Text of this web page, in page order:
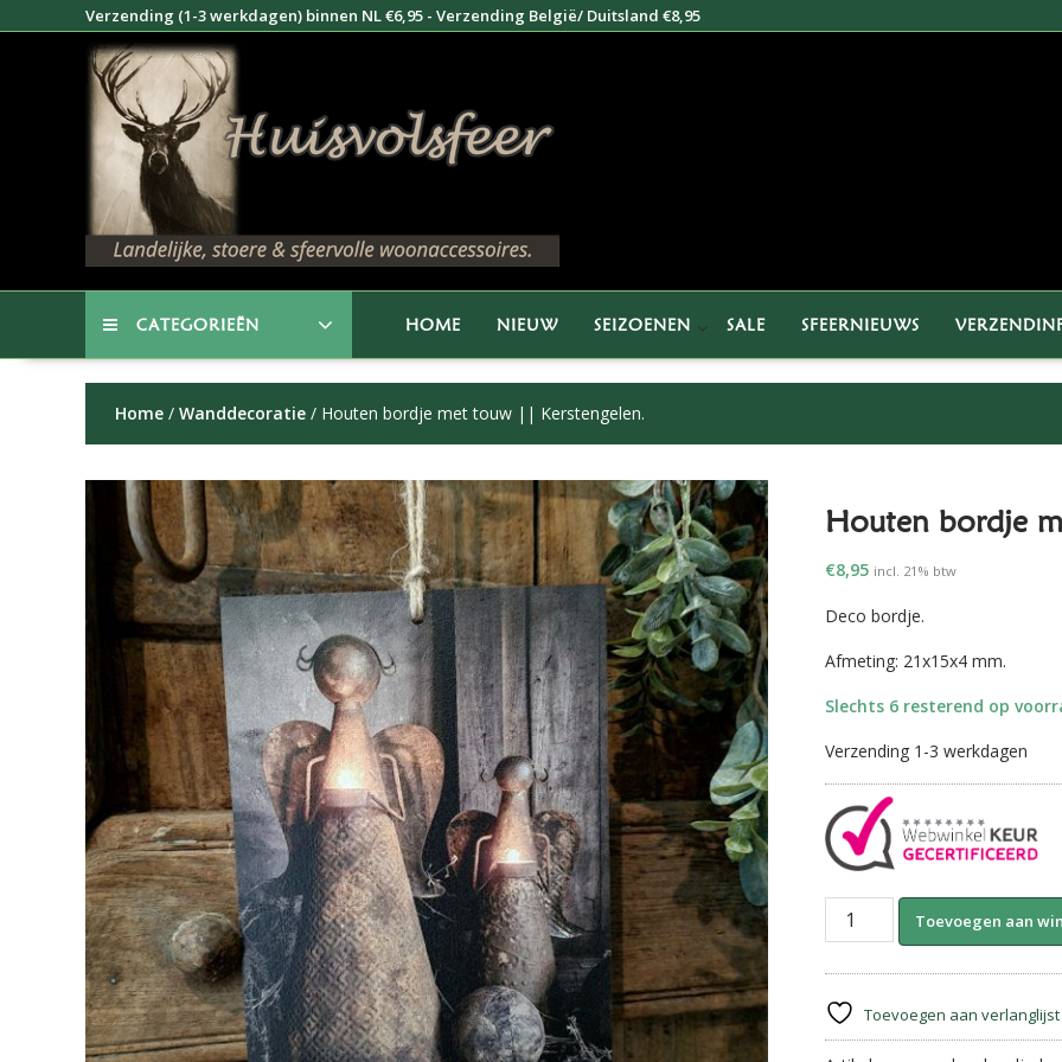
naar
Verzending (1-3 werkdagen) binnen NL €6,95 - Verzending België/ Duitsland €8,95
CATEGORIEËN HOME NIEUW SEIZOENEN SALE SFEERNIEUWS
Home / Wanddecoratie / Houten bordje met touw || Kerstengelen.
Houten bordje
€8,95 incl. 21% btw
Deco bordje.
Afmeting: 21x15x4 mm.
Slechts 6 resterend op
Verzending 1-3 werkdagen
Houten
||
Kerstengelen.
Toevoegen aan
Toevoegen aan verlanglijst